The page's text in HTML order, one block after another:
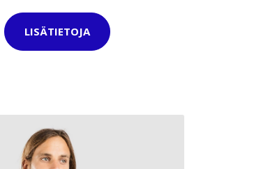
LISÄTIETOJA